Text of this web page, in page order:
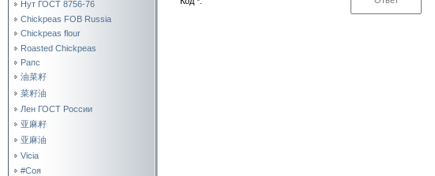
Нут ГОСТ 8756-76
Chickpeas FOB Russia
Chickpeas flour
Roasted Chickpeas
Рапс
油菜籽
菜籽油
Лен ГОСТ России
亚麻籽
亚麻油
Vicia
#Соя